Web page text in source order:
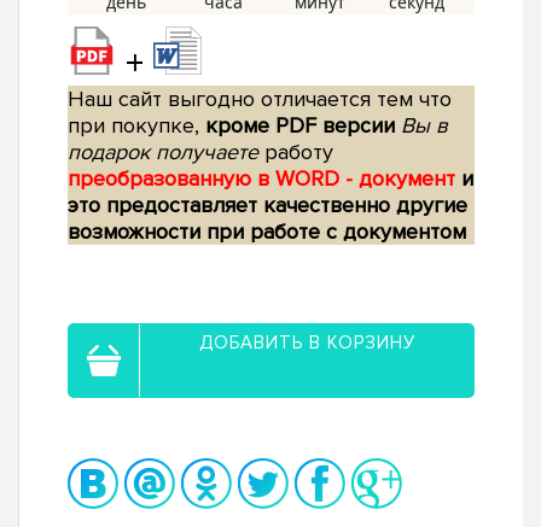
+
Наш сайт выгодно отличается тем что
при покупке, кроме PDF версии Вы в
подарок получаетеработу
преобразованную в WORD - документ и
это предоставляет качественно другие
возможности при работе с документом
ДОБАВИТЬ В КОРЗИНУ